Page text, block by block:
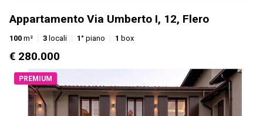
Appartamento Via Umberto I, 12, Flero
100 m² 3 locali 1° piano 1 box
€ 280.000
PREMIUM